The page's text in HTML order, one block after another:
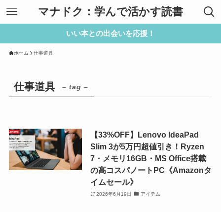
マナドク：学んで活かす読書
いい本との出会いを応援！
ホーム 仕事道具
仕事道具 – tag –
【33%OFF】Lenovo IdeaPad
Slim 3が5万円超値引き！Ryzen
7・メモリ16GB・MS Office搭載
の高コスパノートPC《Amazonタ
イムセール》
2026年6月19日 アイテム